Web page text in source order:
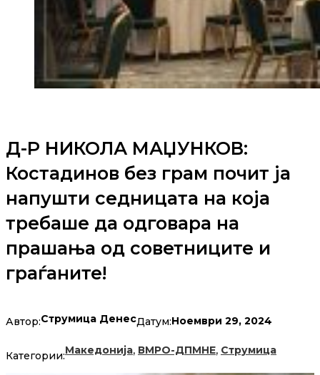
Д-Р НИКОЛА МАЏУНКОВ:
Костадинов без грам почит ја
напушти седницата на која
требаше да одговара на
прашања од советниците и
граѓаните!
Автор:Струмица ДенесДатум:Ноември 29, 2024
Категории:Македонија, ВМРО-ДПМНЕ, Струмица